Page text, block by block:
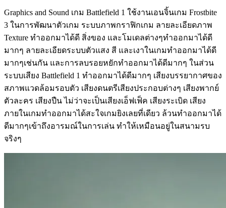
Graphics and Sound เกม Battlefield 1 ใช้งานเอนจิ้นเกม Frostbite
3 ในการพัฒนาตัวเกม ระบบภาพกราฟิกเกม ลายละเอียดภาพ
Texture ทำออกมาได้ดี สิ่งของ และโมเดลต่างๆทำออกมาได้ดี
มากๆ ลายละเอียดระบบตัวแสง สี และเงาในเกมทำออกมาได้ดี
มากๆเช่นกัน และการลบรอยหยักทำออกมาได้ดีมากๆ ในส่วน
ระบบเสียง Battlefield 1 ทำออกมาได้ดีมากๆ เสียงบรรยากาศของ
สภาพแวดล้อมรอบตัว เสียงดนตรีเสียงประกอบต่างๆ เสียงพากย์
ตัวละคร เสียงปืน ไม่ว่าจะเป็นเสียงเอ็ฟเฟ็ค เสียงระเบิด เสียง
ภายในเกมทำออกมาได้สะใจเกมยิงเลยที่เดียว ล้วนทำออกมาได้
ดีมากๆเข้าถึงอารมณ์ในการเล่น ทำให้เหมือนอยู่ในสนามรบ
จริงๆ